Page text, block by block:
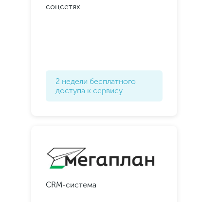
соцсетях
2 недели бесплатного
доступа к сервису
CRM-система